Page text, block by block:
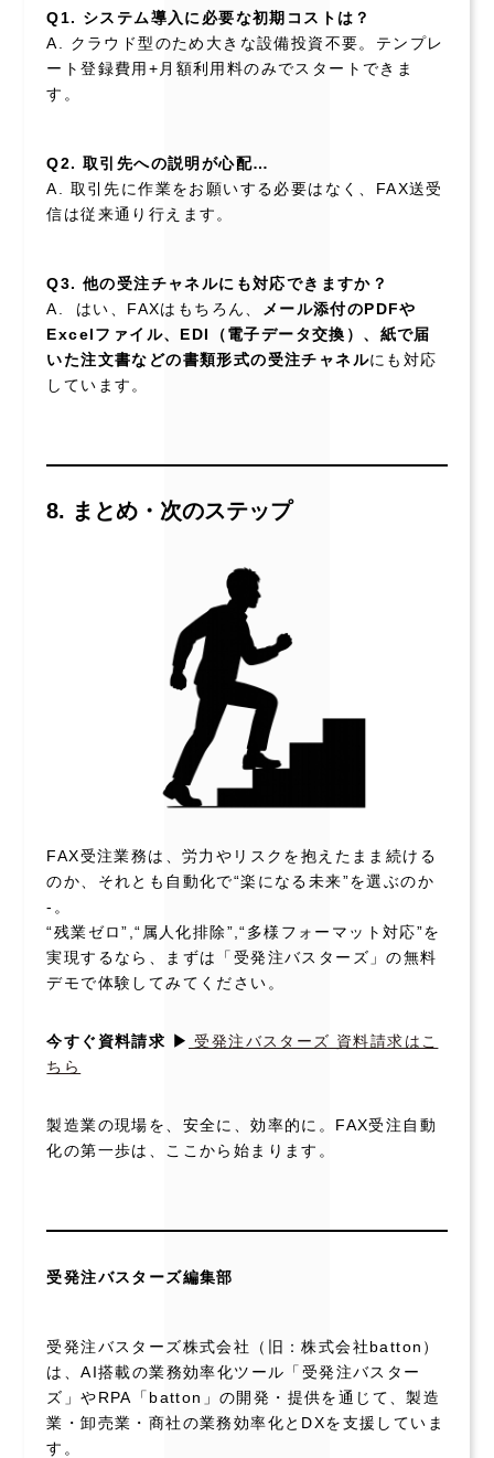
Q1. システム導入に必要な初期コストは？
A. クラウド型のため大きな設備投資不要。テンプレ
ート登録費用+月額利用料のみでスタートできま
す。
Q2. 取引先への説明が心配…
A. 取引先に作業をお願いする必要はなく、FAX送受
信は従来通り行えます。
Q3. 他の受注チャネルにも対応できますか？
A. はい、FAXはもちろん、
メール添付のPDFや
Excelファイル、EDI（電子データ交換）、紙で届
いた注文書などの書類形式の受注チャネルにも対応
しています。
8. まとめ・次のステップ
FAX受注業務は、労力やリスクを抱えたまま続ける
のか、それとも自動化で“楽になる未来”を選ぶのか
-。
“残業ゼロ”,“属人化排除”,“多様フォーマット対応”を
実現するなら、まずは「受発注バスターズ」の無料
デモで体験してみてください。
今すぐ資料請求 ▶ 受発注バスターズ 資料請求はこ
ちら
製造業の現場を、安全に、効率的に。FAX受注自動
化の第一歩は、ここから始まります。
受発注バスターズ編集部
受発注バスターズ株式会社（旧：株式会社batton）
は、AI搭載の業務効率化ツール「受発注バスター
ズ」やRPA「batton」の開発・提供を通じて、製造
業・卸売業・商社の業務効率化とDXを支援していま
す。